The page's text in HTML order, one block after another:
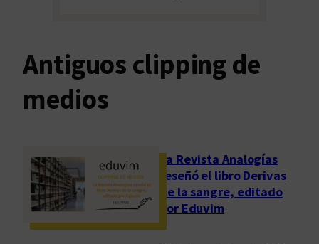
Antiguos clipping de
medios
La Revista Analogías
reseñó el libro Derivas
de la sangre, editado
por Eduvim